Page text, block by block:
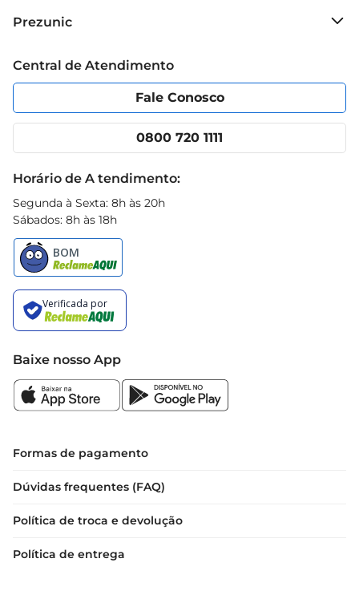
Quantidade: 70g
Uso: Diariamente, em escovações regulares
Grupo Cencosud
Política de Privacidade
Portal do fornecedor
Cencosud Media
Prezunic
Código de Ética
App Prezunic
Central de Atendimento
Fale Conosco
0800 720 1111
Horário de A tendimento:
Segunda à Sexta: 8h às 20h
Sábados: 8h às 18h
Baixe nosso App
Formas de pagamento
Dúvidas frequentes (FAQ)
Política de troca e devolução
Política de entrega